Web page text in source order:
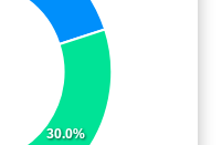
30.0%